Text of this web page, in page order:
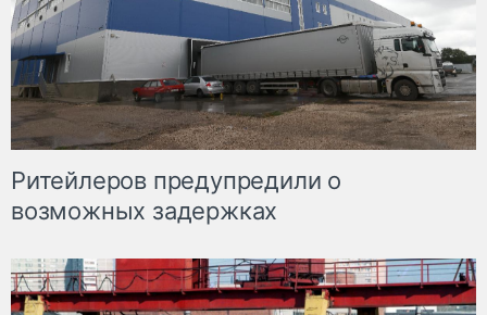
Ритейлеров предупредили о
возможных задержках